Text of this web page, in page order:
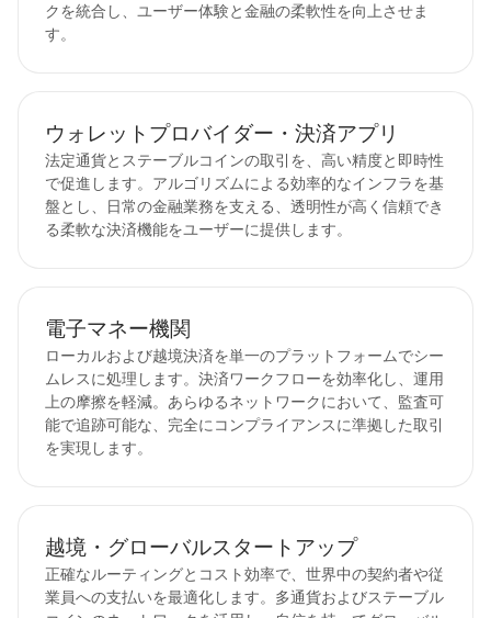
クを統合し、ユーザー体験と金融の柔軟性を向上させま
す。
ウォレットプロバイダー・決済アプリ
法定通貨とステーブルコインの取引を、高い精度と即時性
で促進します。アルゴリズムによる効率的なインフラを基
盤とし、日常の金融業務を支える、透明性が高く信頼でき
る柔軟な決済機能をユーザーに提供します。
電子マネー機関
ローカルおよび越境決済を単一のプラットフォームでシー
ムレスに処理します。決済ワークフローを効率化し、運用
上の摩擦を軽減。あらゆるネットワークにおいて、監査可
能で追跡可能な、完全にコンプライアンスに準拠した取引
を実現します。
越境・グローバルスタートアップ
正確なルーティングとコスト効率で、世界中の契約者や従
業員への支払いを最適化します。多通貨およびステーブル